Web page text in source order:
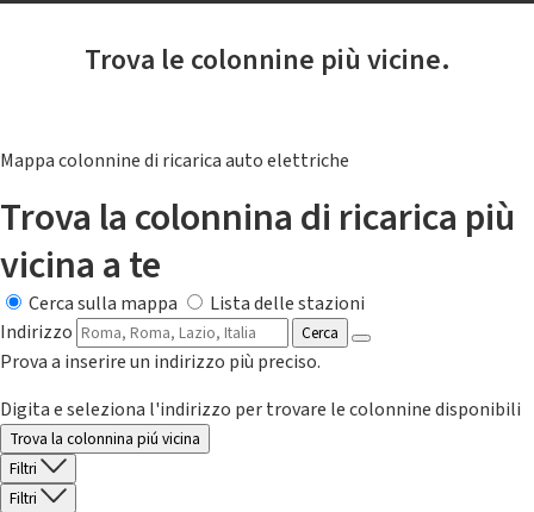
Trova le colonnine più vicine.
Mappa colonnine di ricarica auto elettriche
Trova la colonnina di ricarica più
vicina a te
Cerca sulla mappa
Lista delle stazioni
Indirizzo
Cerca
Prova a inserire un indirizzo più preciso.
Digita e seleziona l'indirizzo per trovare le colonnine disponibili
Trova la colonnina piú vicina
Filtri
Filtri